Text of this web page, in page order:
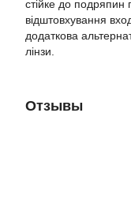
стійке до подряпин
відштовхування
додаткова
лінзи.
Отзывы